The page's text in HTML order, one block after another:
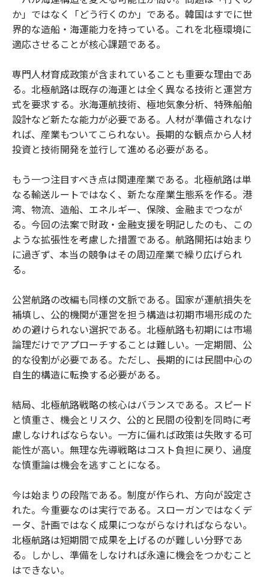
か」ではなく「どう行くのか」である。韓国はすでに世
界的な造船・海運能力を持っている。これを北極環境に
適応させることが核心課題である。
専門人材育成政策が含まれていることも重要な理由であ
る。北極航路は既存の海運とは全く異なる技術と運営方
式を要求する。氷海運航技術、極地気象分析、特殊船舶
設計など新たな能力が必要である。人材が準備されなけ
れば、産業もついてこられない。長期的な観点から人材
投資と技術開発を並行して進める必要がある。
もう一つ注目すべき点は関連産業である。北極航路は単
なる輸送ルートではなく、新たな産業生態系を作る。港
湾、物流、造船、エネルギー、保険、金融までつなが
る。今回の法案で財政・金融支援を明記したのも、この
ような拡張性を考慮した措置である。航路開拓は始まり
に過ぎず、本当の競争はその周辺産業で繰り広げられ
る。
公営航路の改編も同様の文脈である。国家が運航損失を
補填し、公的機関が運営を担う構造は初期市場形成のた
めの避けられない選択である。北極航路も初期には市場
論理だけでアプローチすることは難しい。一定期間、公
的な役割が必要である。ただし、長期的には民間中心の
自生的構造に転換する必要がある。
結局、北極航路戦略の核心はバランスである。スピード
と慎重さ、機会とリスク、公的と民間の役割を同時に考
慮しなければならない。一方に偏れば政策は失敗する可
能性が高い。無理な先導戦略はコスト負担に戻り、過度
な慎重論は機会を逃すことになる。
今は始まりの段階である。制度が作られ、方向が設定さ
れた。今重要なのは実行である。スローガンではなくデ
ータ、計画ではなく成果につながらなければならない。
北極航路は短期間で成果を上げるのが難しい分野であ
る。しかし、準備をしなければ永遠に機会をつかむこと
はできない。